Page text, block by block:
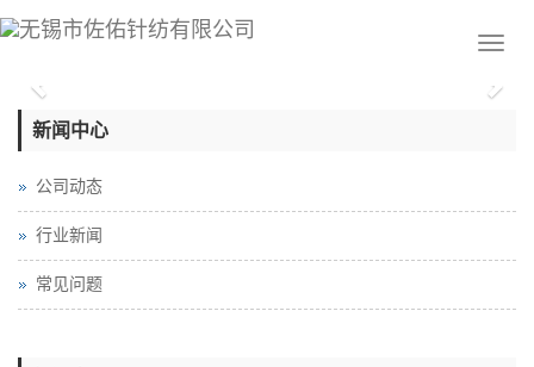
Previous
新闻中心
公司动态
行业新闻
常见问题